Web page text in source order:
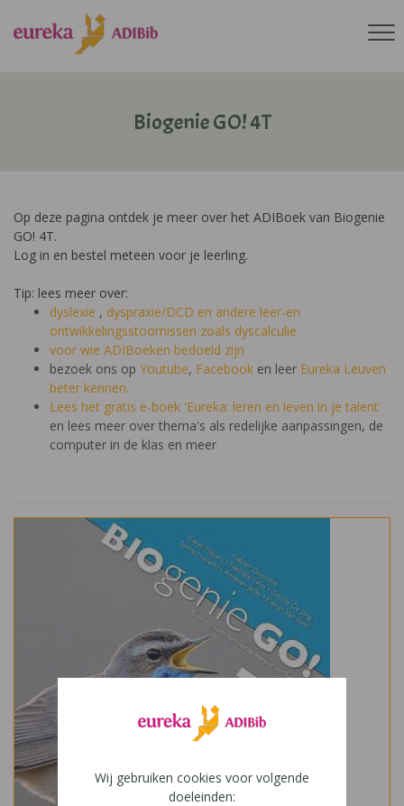
Biogenie GO! 4T
Op deze pagina ontdek je meer over het ADIBoek van Biogenie
GO! 4T.
Log in en bestel meteen voor je leerling.
Tip: lees meer over:
dyslexie , dyspraxie/DCD en andere leer-en
ontwikkelingsstoornissen zoals dyscalculie
voor wie ADIBoeken bedoeld zijn
bezoek ons op Youtube, Facebook en leer Eureka Leuven
beter kennen.
Lees het gratis e-boek 'Eureka: leren en leven in je talent'
en lees meer over thema's als redelijke aanpassingen, de
computer in de klas en meer
Wij gebruiken cookies voor volgende
doeleinden: